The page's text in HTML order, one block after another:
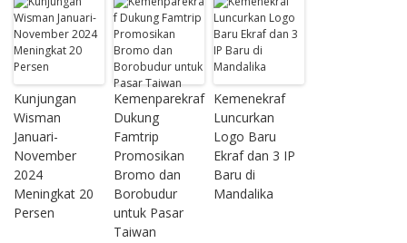
Kunjungan
Wisman
Januari-
November
2024
Meningkat 20
Persen
Kemenparekraf
Dukung
Famtrip
Promosikan
Bromo dan
Borobudur
untuk Pasar
Taiwan
Kemenekraf
Luncurkan
Logo Baru
Ekraf dan 3 IP
Baru di
Mandalika